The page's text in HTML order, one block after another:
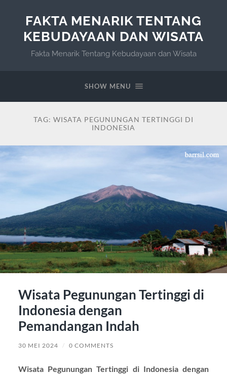
FAKTA MENARIK TENTANG
KEBUDAYAAN DAN WISATA
Fakta Menarik Tentang Kebudayaan dan Wisata
SHOW MENU
TAG: WISATA PEGUNUNGAN TERTINGGI DI
INDONESIA
Wisata Pegunungan Tertinggi di
Indonesia dengan
Pemandangan Indah
30 MEI 2024 / 0 COMMENTS
Wisata Pegunungan Tertinggi di Indonesia dengan